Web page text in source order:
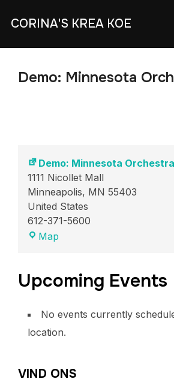
CORINA'S KREA KOE
Demo: Minnesota
Demo: Minnesota Orchestra
1111 Nicollet Mall
Minneapolis, MN 55403
United States
612-371-5600
Map
Upcoming Events
No events currently
location.
VIND ONS